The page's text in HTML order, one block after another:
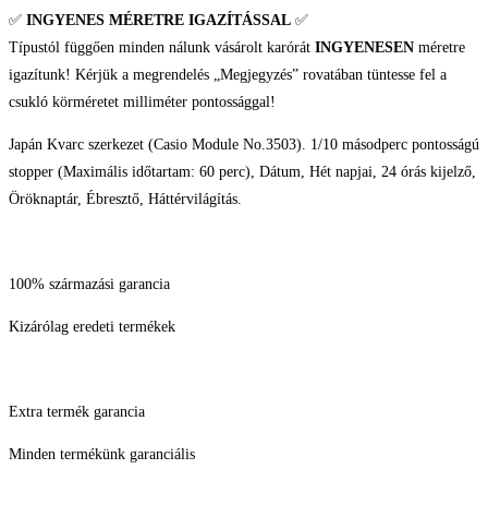
✅ INGYENES MÉRETRE IGAZÍTÁSSAL ✅
Típustól függően minden nálunk vásárolt karórát INGYENESEN méretre
igazítunk! Kérjük a megrendelés „Megjegyzés” rovatában tüntesse fel a
csukló körméretet milliméter pontossággal!
Japán Kvarc szerkezet (Casio Module No.3503). 1/10 másodperc pontosságú
stopper (Maximális időtartam: 60 perc), Dátum, Hét napjai, 24 órás kijelző,
Öröknaptár, Ébresztő, Háttérvilágítás.
100% származási garancia
Kizárólag eredeti termékek
Extra termék garancia
Minden termékünk garanciális